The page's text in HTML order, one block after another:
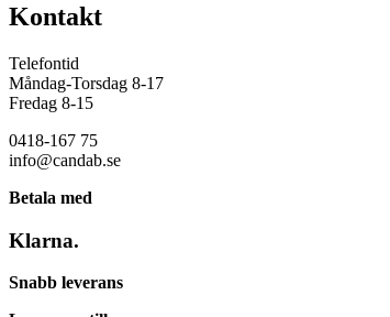
Kontakt
Telefontid
Måndag-Torsdag 8-17
Fredag 8-15
0418-167 75
info@candab.se
Betala med
Klarna.
Snabb leverans